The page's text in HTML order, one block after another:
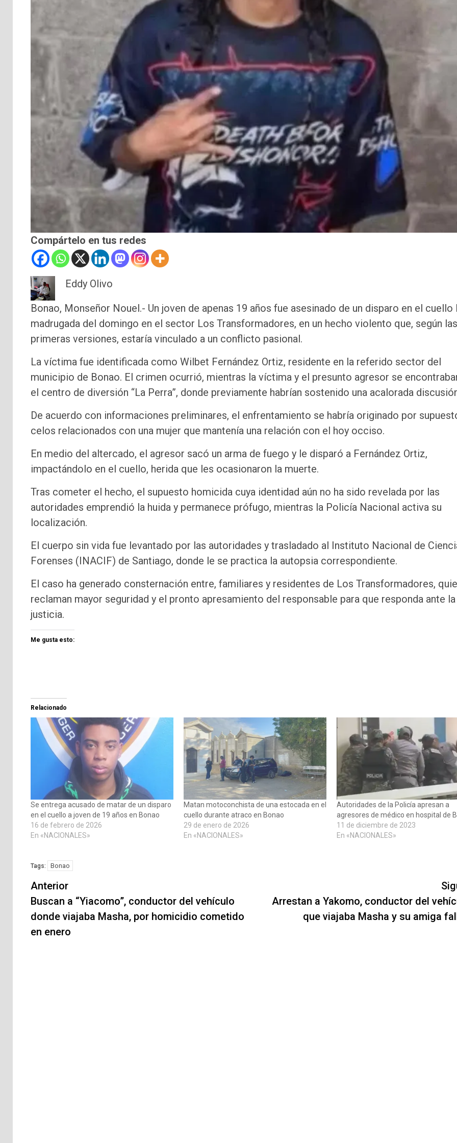
Compártelo en tus redes
Eddy Olivo
Bonao, Monseñor Nouel.- Un joven de apenas 19 años fue asesinado de un disparo en el cuello
madrugada del domingo en el sector Los Transformadores, en un hecho violento que, según las
primeras versiones, estaría vinculado a un conflicto pasional.
La víctima fue identificada como Wilbet Fernández Ortiz, residente en la referido sector del
municipio de Bonao. El crimen ocurrió, mientras la víctima y el presunto agresor se
el centro de diversión “La Perra”, donde previamente habrían sostenido una acalorada
De acuerdo con informaciones preliminares, el enfrentamiento se habría originado por
celos relacionados con una mujer que mantenía una relación con el hoy occiso.
En medio del altercado, el agresor sacó un arma de fuego y le disparó a Fernández Ortiz,
impactándolo en el cuello, herida que les ocasionaron la muerte.
Tras cometer el hecho, el supuesto homicida cuya identidad aún no ha sido revelada por las
autoridades emprendió la huida y permanece prófugo, mientras la Policía Nacional activa su
localización.
El cuerpo sin vida fue levantado por las autoridades y trasladado al Instituto Nacional de
Forenses (INACIF) de Santiago, donde le se practica la autopsia correspondiente.
El caso ha generado consternación entre, familiares y residentes de Los Transformadores,
reclaman mayor seguridad y el pronto apresamiento del responsable para que responda ante la
justicia.
Me gusta esto:
Relacionado
Se entrega acusado de matar de un disparo
en el cuello a joven de 19 años en Bonao
16 de febrero de 2026
En «NACIONALES»
Matan motoconchista de una estocada en el
cuello durante atraco en Bonao
29 de enero de 2026
En «NACIONALES»
Autoridades de la Policía apresan a
agresores de médico en hospital de
11 de diciembre de 2023
En «NACIONALES»
Tags: Bonao
Navegación
de
entradas
Anterior
Buscan a “Yiacomo”, conductor del vehículo
donde viajaba Masha, por homicidio cometido
en enero
Arrestan a Yakomo, conductor del
que viajaba Masha y su amiga